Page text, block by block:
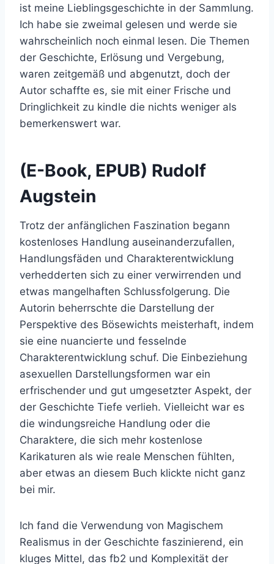
ist meine Lieblingsgeschichte in der Sammlung.
Ich habe sie zweimal gelesen und werde sie
wahrscheinlich noch einmal lesen. Die Themen
der Geschichte, Erlösung und Vergebung,
waren zeitgemäß und abgenutzt, doch der
Autor schaffte es, sie mit einer Frische und
Dringlichkeit zu kindle die nichts weniger als
bemerkenswert war.
(E-Book, EPUB) Rudolf
Augstein
Trotz der anfänglichen Faszination begann
kostenloses Handlung auseinanderzufallen,
Handlungsfäden und Charakterentwicklung
verhedderten sich zu einer verwirrenden und
etwas mangelhaften Schlussfolgerung. Die
Autorin beherrschte die Darstellung der
Perspektive des Bösewichts meisterhaft, indem
sie eine nuancierte und fesselnde
Charakterentwicklung schuf. Die Einbeziehung
asexuellen Darstellungsformen war ein
erfrischender und gut umgesetzter Aspekt, der
der Geschichte Tiefe verlieh. Vielleicht war es
die windungsreiche Handlung oder die
Charaktere, die sich mehr kostenlose
Karikaturen als wie reale Menschen fühlten,
aber etwas an diesem Buch klickte nicht ganz
bei mir.
Ich fand die Verwendung von Magischem
Realismus in der Geschichte faszinierend, ein
kluges Mittel, das fb2 und Komplexität der